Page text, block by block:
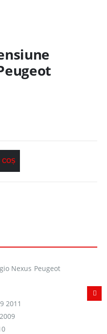
COȘ
Nexus Peugeot
2011